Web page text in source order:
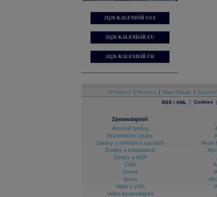
2Q26 KALENDÁŘ USA
2Q26 KALENDÁŘ EU
2Q26 KALENDÁŘ ČR
O Patria.cz Reklama Mapa Stránek Skupina
RSS / XML | Cookies |
Zpravodajství:
Akciové zprávy
Ekonomické zprávy
Zprávy o měnách a sazbách
Zprávy o komoditách
Zprávy o HDP
ČNB
Grexit
Brexit
Volby v USA
Video zpravodajství
Akcie